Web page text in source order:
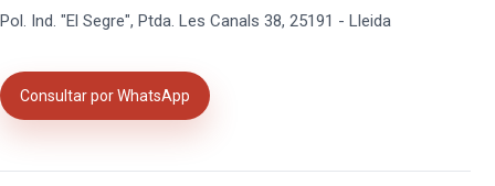
Pol. Ind. "El Segre", Ptda. Les Canals 38, 25191 - Lleida
Consultar por WhatsApp